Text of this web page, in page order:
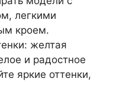
легкими
кроем.
желтая
и радостное
яркие оттенки,